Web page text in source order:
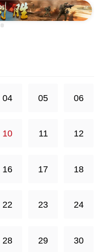
04 05 06
10 11 12
16 17 18
22 23 24
28 29 30